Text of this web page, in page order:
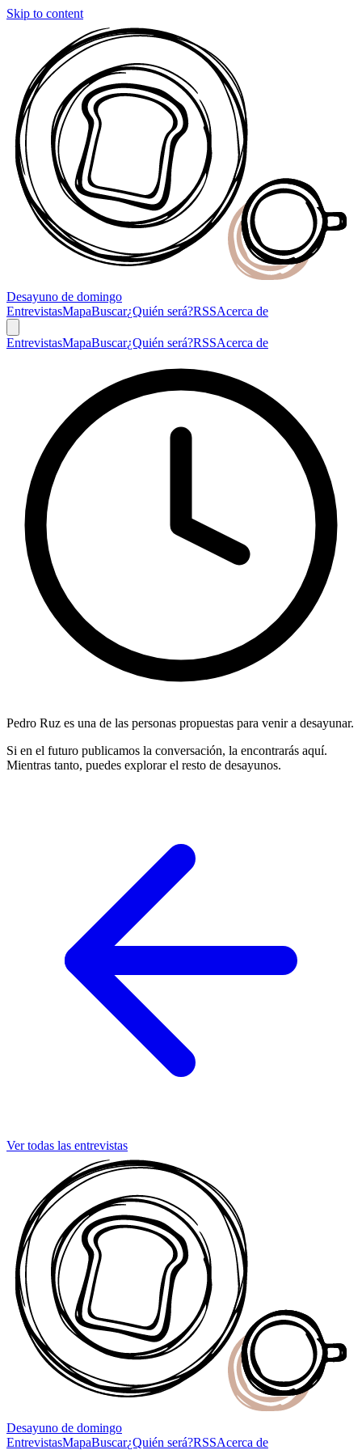
Skip to content
Desayuno de domingo
EntrevistasMapaBuscar¿Quién será?RSSAcerca de
EntrevistasMapaBuscar¿Quién será?RSSAcerca de
Pedro Ruz es una de las personas propuestas para venir a desayunar.
Si en el futuro publicamos la conversación, la encontrarás aquí.
Mientras tanto, puedes explorar el resto de desayunos.
Ver todas las entrevistas
Desayuno de domingo
EntrevistasMapaBuscar¿Quién será?RSSAcerca de